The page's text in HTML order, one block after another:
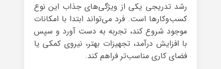
رشد تدریجی یکی از ویژگی‌های جذاب این نوع
کسب‌وکارها است. فرد می‌تواند ابتدا با امکانات
موجود شروع کند، تجربه به دست آورد و سپس
با افزایش درآمد، تجهیزات بهتر، نیروی کمکی یا
فضای کاری مناسب‌تر فراهم کند.